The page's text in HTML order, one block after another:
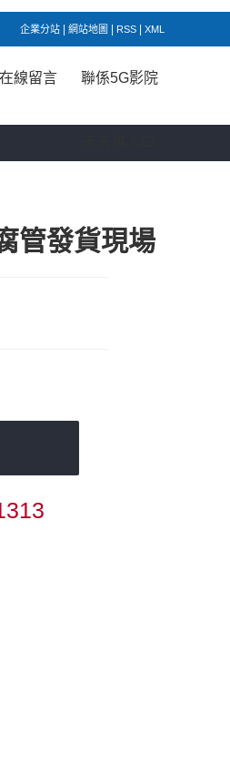
企業分站 網站地圖 RSS XML
在線留言 聯係5G影院
管發貨現場